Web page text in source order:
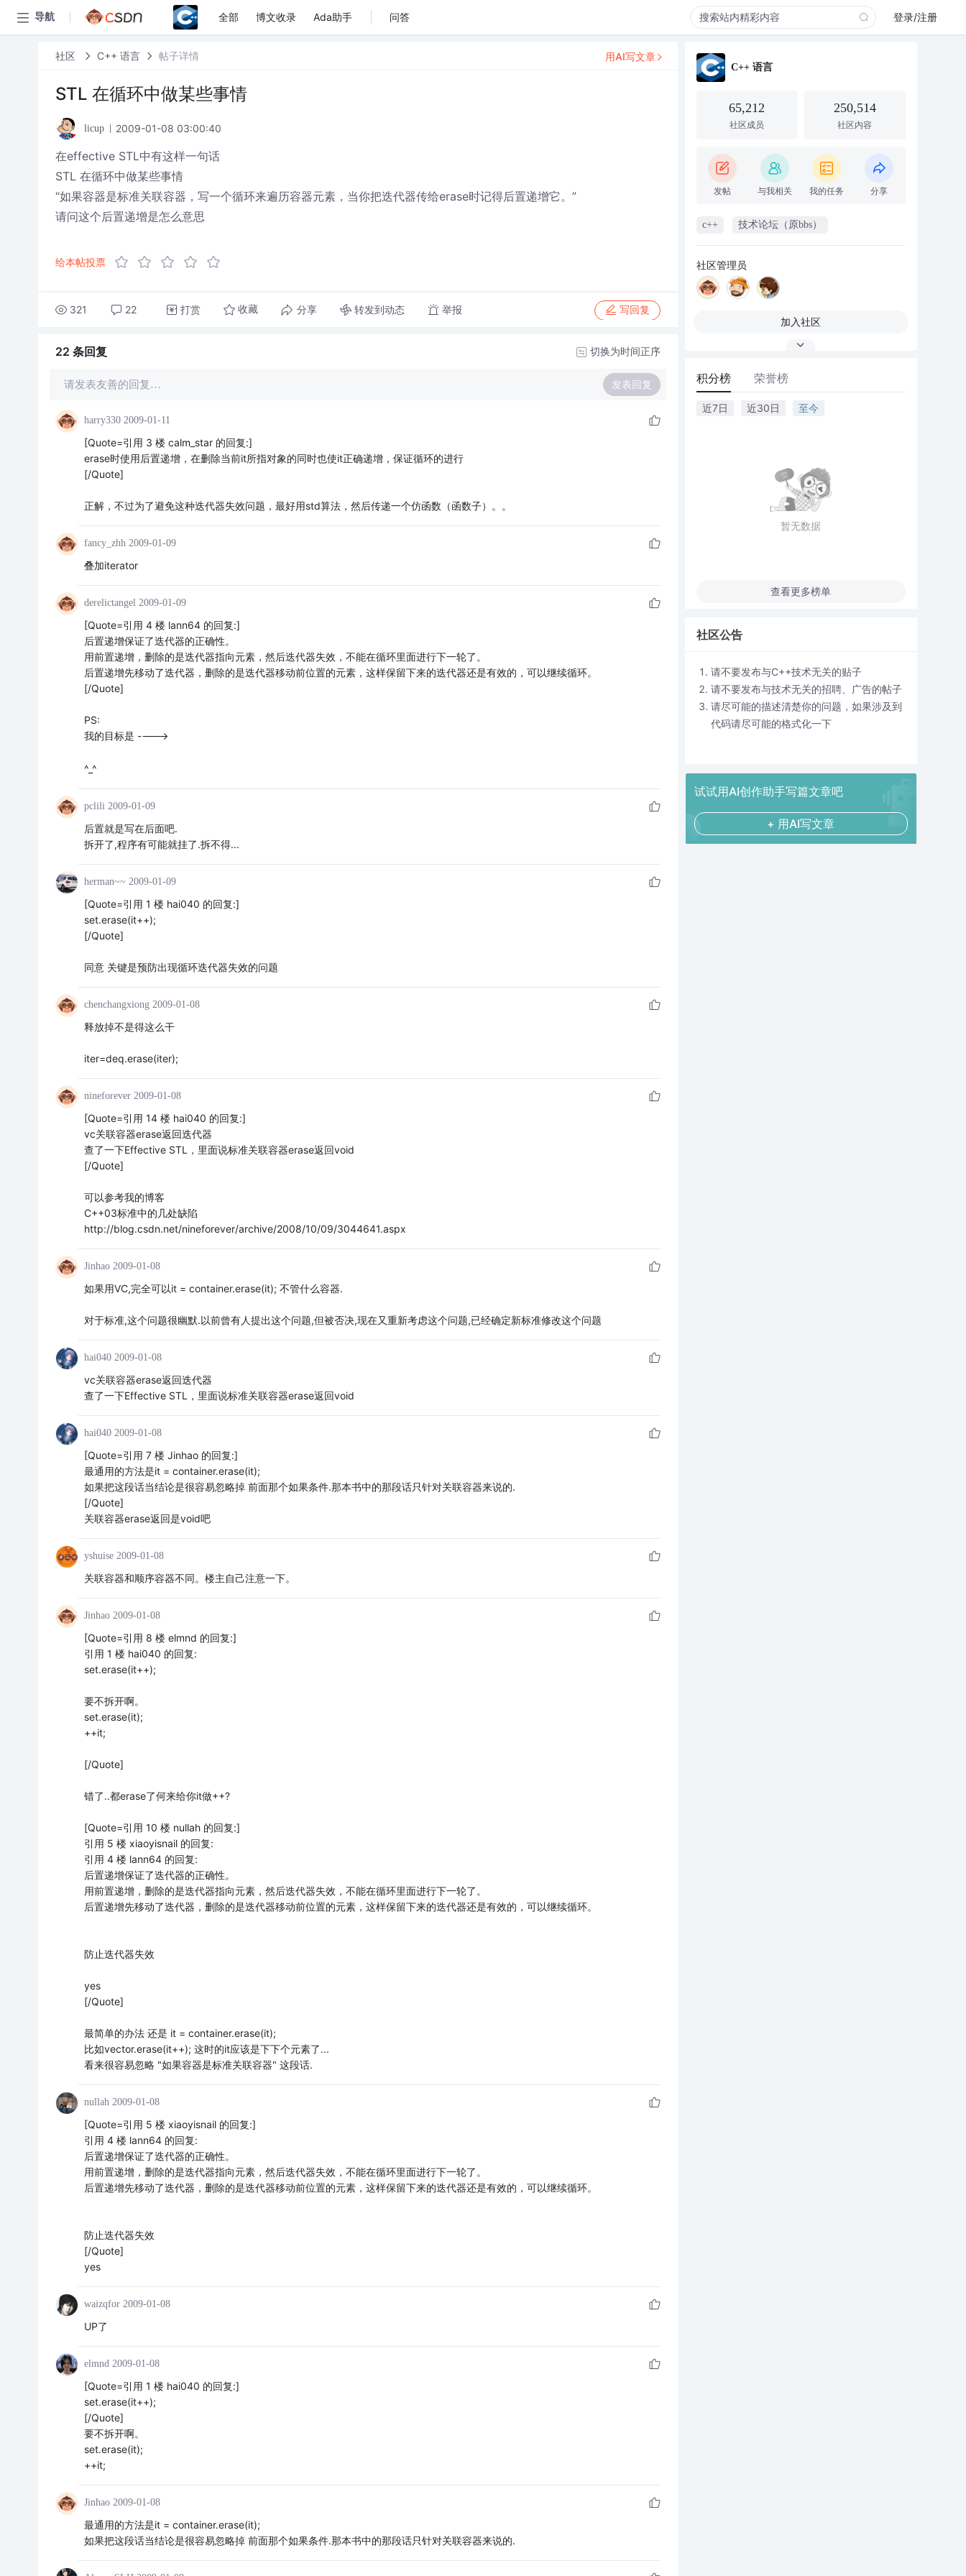
导航 全部 博文收录 Ada助手 问答 登录/注册
社区 C++ 语言 帖子详情
STL 在循环中做某些事情
licup 2009-01-08 03:00:40
在effective STL中有这样一句话
STL 在循环中做某些事情
“如果容器是标准关联容器，写一个循环来遍历容器元素，当你把迭代器传给erase时记得后置递增它。”
请问这个后置递增是怎么意思
给本帖投票
321 22 打赏 收藏 分享 转发到动态 举报 写回复
用AI写文章
22 条回复 切换为时间正序
请发表友善的回复… 发表回复
harry330 2009-01-11
[Quote=引用 3 楼 calm_star 的回复:]
erase时使用后置递增，在删除当前it所指对象的同时也使it正确递增，保证循环的进行
[/Quote]
正解，不过为了避免这种迭代器失效问题，最好用std算法，然后传递一个仿函数（函数子）。。
fancy_zhh 2009-01-09
叠加iterator
derelictangel 2009-01-09
[Quote=引用 4 楼 lann64 的回复:]
后置递增保证了迭代器的正确性。
用前置递增，删除的是迭代器指向元素，然后迭代器失效，不能在循环里面进行下一轮了。
后置递增先移动了迭代器，删除的是迭代器移动前位置的元素，这样保留下来的迭代器还是有效的，可以继续循环。
[/Quote]
PS:
我的目标是 ---->
^_^
pclili 2009-01-09
后置就是写在后面吧.
拆开了,程序有可能就挂了.拆不得...
herman~~ 2009-01-09
[Quote=引用 1 楼 hai040 的回复:]
set.erase(it++);
[/Quote]
同意 关键是预防出现循环迭代器失效的问题
chenchangxiong 2009-01-08
释放掉不是得这么干
iter=deq.erase(iter);
nineforever 2009-01-08
[Quote=引用 14 楼 hai040 的回复:]
vc关联容器erase返回迭代器
查了一下Effective STL，里面说标准关联容器erase返回void
[/Quote]
可以参考我的博客
C++03标准中的几处缺陷
http://blog.csdn.net/nineforever/archive/2008/10/09/3044641.aspx
Jinhao 2009-01-08
如果用VC,完全可以it = container.erase(it); 不管什么容器.
对于标准,这个问题很幽默.以前曾有人提出这个问题,但被否决,现在又重新考虑这个问题,已经确定新标准修改这个问题
hai040 2009-01-08
vc关联容器erase返回迭代器
查了一下Effective STL，里面说标准关联容器erase返回void
hai040 2009-01-08
[Quote=引用 7 楼 Jinhao 的回复:]
最通用的方法是it = container.erase(it);
如果把这段话当结论是很容易忽略掉 前面那个如果条件.那本书中的那段话只针对关联容器来说的.
[/Quote]
关联容器erase返回是void吧
yshuise 2009-01-08
关联容器和顺序容器不同。楼主自己注意一下。
Jinhao 2009-01-08
[Quote=引用 8 楼 elmnd 的回复:]
引用 1 楼 hai040 的回复:
set.erase(it++);
要不拆开啊。
set.erase(it);
++it;
[/Quote]
错了..都erase了何来给你it做++?
[Quote=引用 10 楼 nullah 的回复:]
引用 5 楼 xiaoyisnail 的回复:
引用 4 楼 lann64 的回复:
后置递增保证了迭代器的正确性。
用前置递增，删除的是迭代器指向元素，然后迭代器失效，不能在循环里面进行下一轮了。
后置递增先移动了迭代器，删除的是迭代器移动前位置的元素，这样保留下来的迭代器还是有效的，可以继续循环。
防止迭代器失效
yes
[/Quote]
最简单的办法 还是 it = container.erase(it);
比如vector.erase(it++); 这时的it应该是下下个元素了...
看来很容易忽略 "如果容器是标准关联容器" 这段话.
nullah 2009-01-08
[Quote=引用 5 楼 xiaoyisnail 的回复:]
引用 4 楼 lann64 的回复:
后置递增保证了迭代器的正确性。
用前置递增，删除的是迭代器指向元素，然后迭代器失效，不能在循环里面进行下一轮了。
后置递增先移动了迭代器，删除的是迭代器移动前位置的元素，这样保留下来的迭代器还是有效的，可以继续循环。
防止迭代器失效
[/Quote]
yes
waizqfor 2009-01-08
UP了
elmnd 2009-01-08
[Quote=引用 1 楼 hai040 的回复:]
set.erase(it++);
[/Quote]
要不拆开啊。
set.erase(it);
++it;
Jinhao 2009-01-08
最通用的方法是it = container.erase(it);
如果把这段话当结论是很容易忽略掉 前面那个如果条件.那本书中的那段话只针对关联容器来说的.
C++ 语言
65,212
社区成员
250,514
社区内容
发帖 与我相关 我的任务 分享
c++ 技术论坛（原bbs）
社区管理员
加入社区
积分榜 荣誉榜
近7日 近30日 至今
暂无数据
查看更多榜单
社区公告
请不要发布与C++技术无关的贴子
请不要发布与技术无关的招聘、广告的帖子
请尽可能的描述清楚你的问题，如果涉及到
代码请尽可能的格式化一下
试试用AI创作助手写篇文章吧
+ 用AI写文章